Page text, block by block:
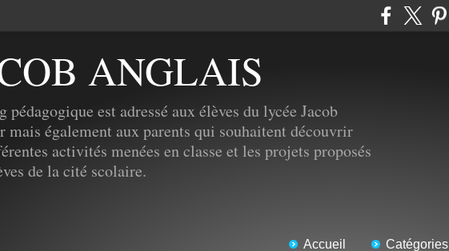
ANGLAIS
pédagogique est adressé aux élèves du lycée Jacob
mais également aux parents qui souhaitent découvrir
activités menées en classe et les projets proposés
de la cité scolaire.
Accueil Catégories